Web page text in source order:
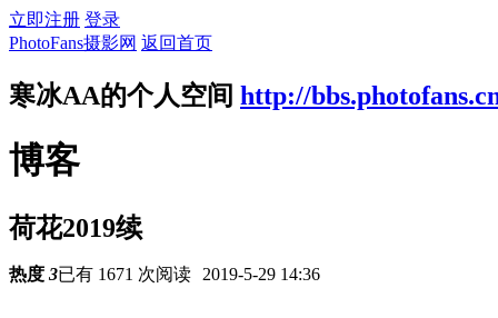
立即注册 登录
PhotoFans摄影网 返回首页
寒冰AA的个人空间 http://
博客
荷花2019续
热度 3已有 1671 次阅读 2019-5-29 14:36